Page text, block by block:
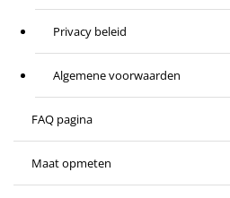
Privacy beleid
Algemene voorwaarden
FAQ pagina
Maat opmeten